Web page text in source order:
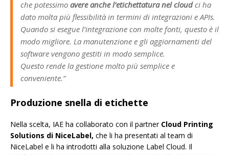
che potessimo avere anche l’etichettatura nel cloudci ha
dato molta più flessibilità in termini di integrazioni e APIs.
Quando si esegue l’integrazione con molte fonti, questo è il
modo migliore. La manutenzione e gli aggiornamenti del
software vengono gestiti in modo semplice.
Questo rende la gestione molto più semplice e
conveniente.”
Produzione snella di etichette
Nella scelta, IAE ha collaborato con il partner Cloud Printing
Solutions di NiceLabel, che li ha presentati al team di
NiceLabel e li ha introdotti alla soluzione Label Cloud. Il